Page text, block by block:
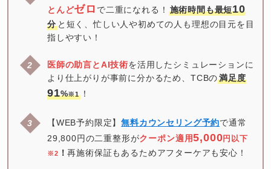
とんどゼロ で二重になれる！ 施術時間も最短10
分と短く、忙しい人や初めての人も理想の目元を目
指しやすい！
医師の助言とAI技術を活用したシミュレーションに
より仕上がりが事前に分かるため、TCBの満足度
91%※1 ！
【WEB予約限定】無料カウンセリング予約で通常
29,800円の二重整形がクーポン適用5,000円以下
※2 ！再施術保証もあるためアフターケアも安心！